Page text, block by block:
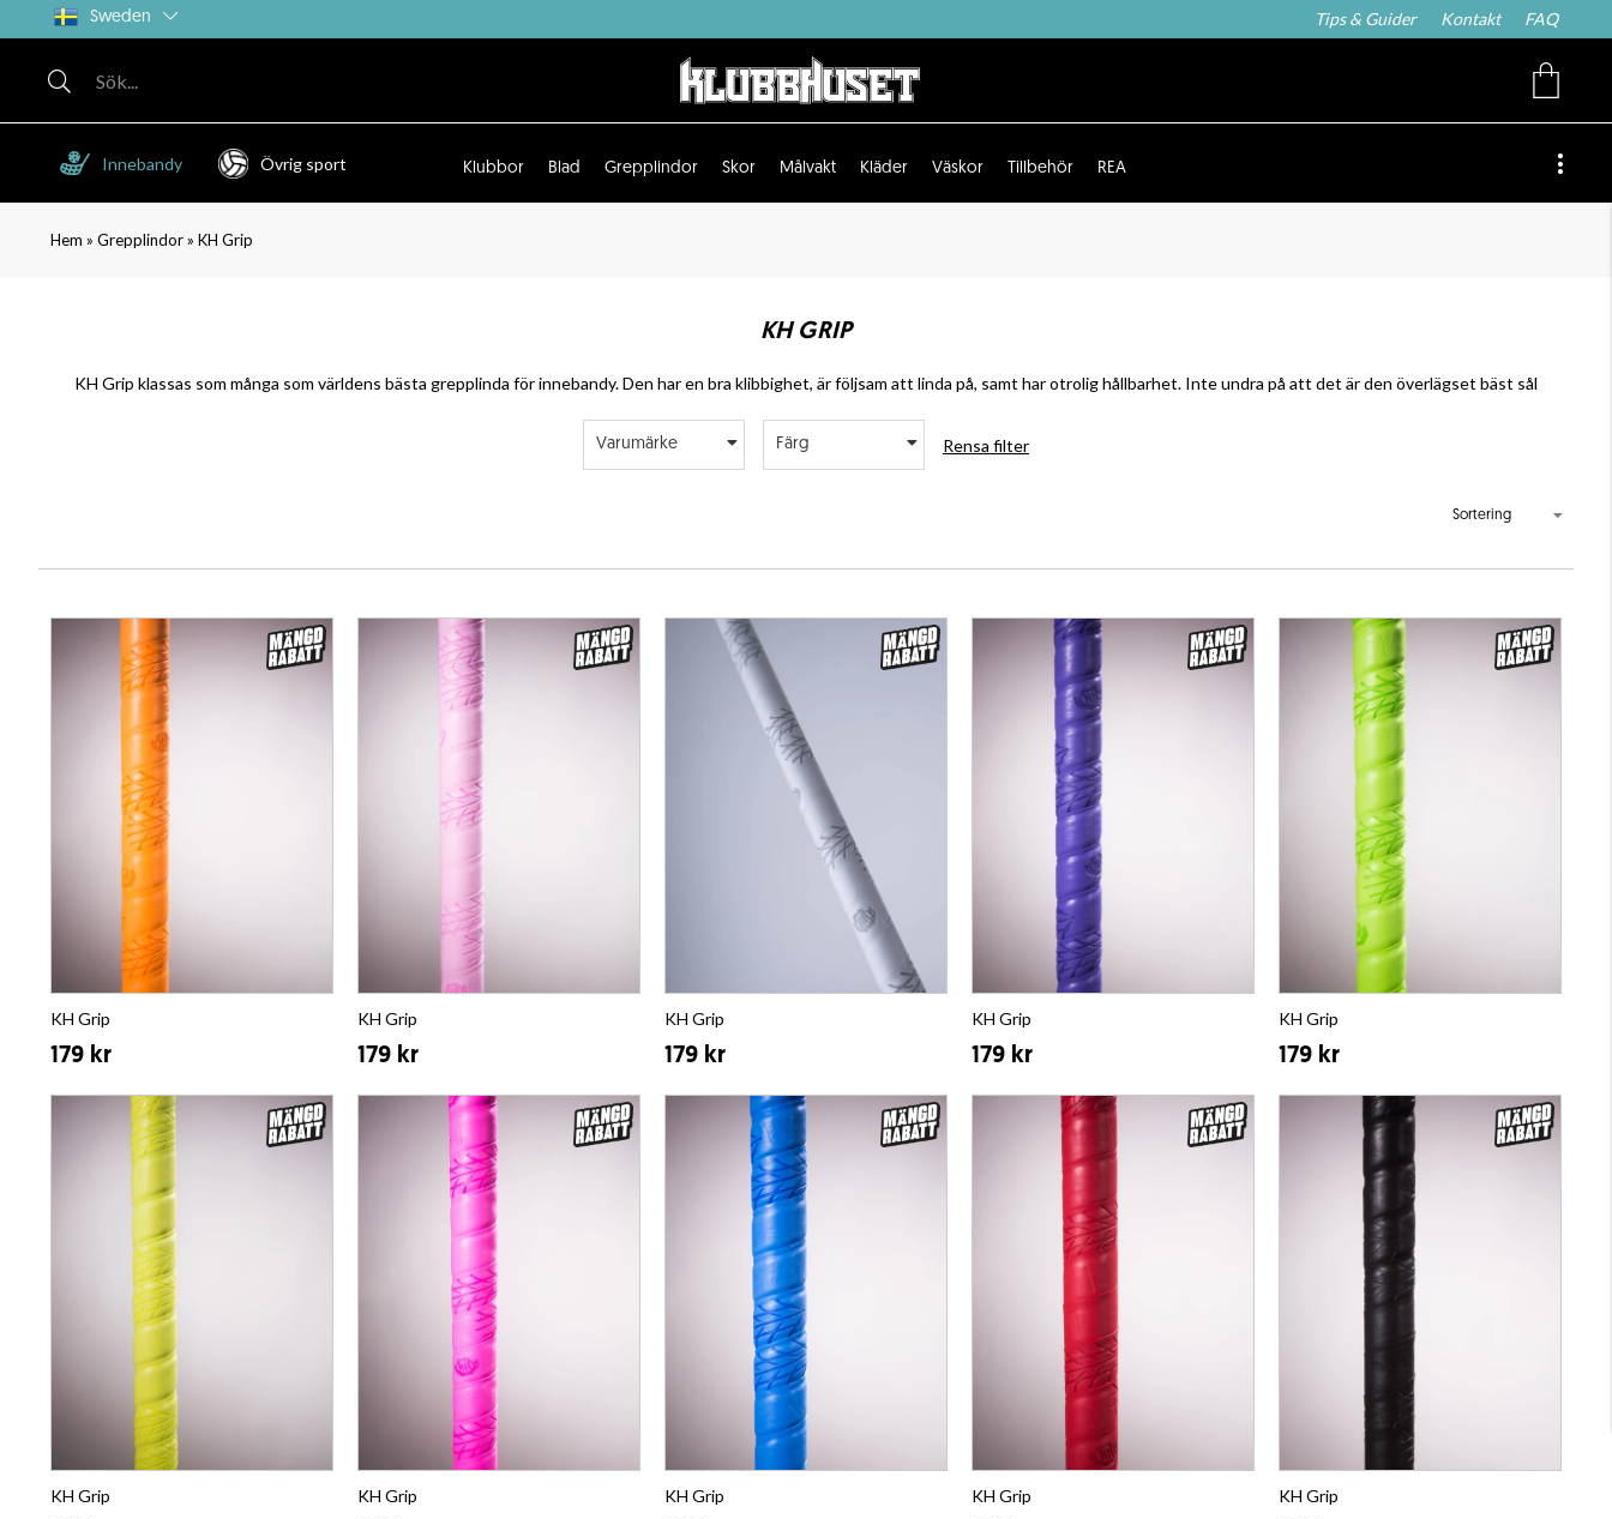
Sweden Tips & Guider Kontakt FAQ
Innebandy Övrig sport Klubbor Blad Grepplindor Skor Målvakt Kläder Väskor Tillbehör REA
Hem » Grepplindor» KH Grip
KH GRIP
KH Grip klassas som många som världens bästa grepplinda för innebandy. Den har en bra klibbighet, är följsam att linda på, samt har otrolig hållbarhet. Inte undra på att det är den överlägset bäst sål
Varumärke Färg Rensa filter
Sortering
KH Grip
179 kr
KH Grip
179 kr
KH Grip
179 kr
KH Grip
179 kr
KH Grip
179 kr
KH Grip KH Grip KH Grip KH Grip KH Grip